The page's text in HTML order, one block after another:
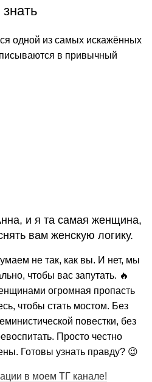
одной из самых искажённых
в привычный
и я та самая женщина,
вам женскую логику.
не так, как вы. И нет, мы
чтобы вас запутать. 🔥
огромная пропасть
чтобы стать мостом. Без
повестки, без
Просто честно
Готовы узнать правду? 😉
в моем ТГ канале!